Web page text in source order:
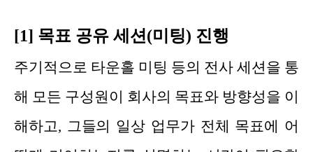
[1] 목표 공유 세션(미팅) 진행
주기적으로 타운홀 미팅 등의 전사 세션을 통
해 모든 구성원이 회사의 목표와 방향성을 이
해하고, 그들의 일상 업무가 전체 목표에 어